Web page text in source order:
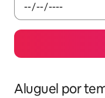
Aluguel por